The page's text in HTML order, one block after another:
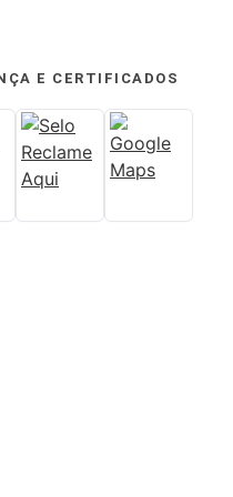
E CERTIFICADOS